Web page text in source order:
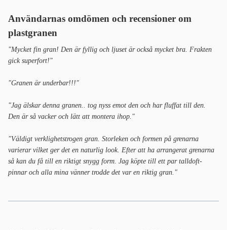
Användarnas omdömen och recensioner om
plastgranen
"Mycket fin gran! Den är fyllig och ljuset är också mycket bra. Frakten
gick superfort!"
"Granen är underbar!!!"
"Jag älskar denna granen.. tog nyss emot den och har fluffat till den.
Den är så vacker och lätt att montera ihop."
"Väldigt verklighetstrogen gran. Storleken och formen på grenarna
varierar vilket ger det en naturlig look. Efter att ha arrangerat grenarna
så kan du få till en riktigt snygg form. Jag köpte till ett par talldoft-
pinnar och alla mina vänner trodde det var en riktig gran."